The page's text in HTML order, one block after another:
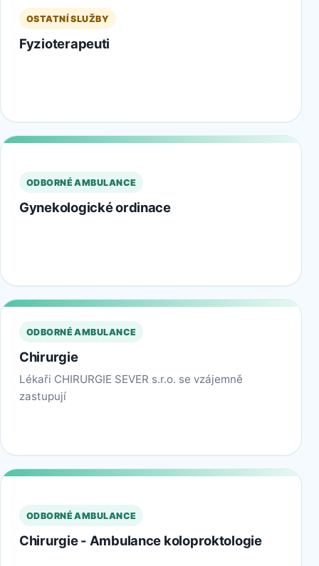
OSTATNÍ SLUŽBY
Fyzioterapeuti
ODBORNÉ AMBULANCE
Gynekologické ordinace
ODBORNÉ AMBULANCE
Chirurgie
Lékaři CHIRURGIE SEVER s.r.o. se vzájemně
zastupují
ODBORNÉ AMBULANCE
Chirurgie - Ambulance koloproktologie